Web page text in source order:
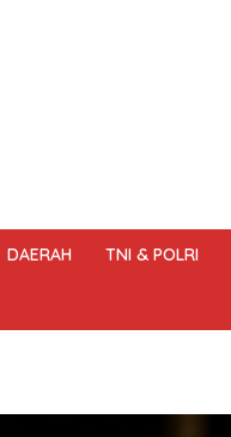
DAERAH TNI & POLRI